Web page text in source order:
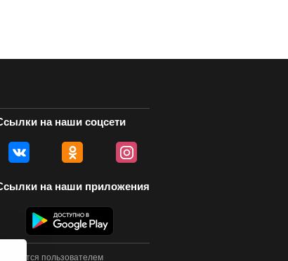
на наши соцсети
на наши приложения
пользователем